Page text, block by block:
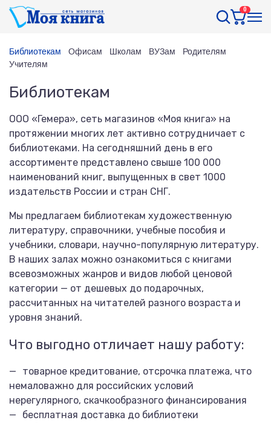
0
Библиотекам Офисам Школам ВУЗам
Родителям
Учителям
Библиотекам
ООО «Гемера», сеть магазинов «Моя книга» на
протяжении многих лет активно сотрудничает с
библиотеками. На сегодняшний день в его
ассортименте представлено свыше 100 000
наименований книг, выпущенных в свет 1000
издательств России и стран СНГ.
Мы предлагаем библиотекам художественную
литературу, справочники, учебные пособия и
учебники, словари, научно-популярную литературу.
В наших залах можно ознакомиться с книгами
всевозможных жанров и видов любой ценовой
категории — от дешевых до подарочных,
рассчитанных на читателей разного возраста и
уровня знаний.
Что выгодно отличает нашу работу:
товарное кредитование, отсрочка платежа, что
немаловажно для российских условий
нерегулярного, скачкообразного финансирования
бесплатная доставка до библиотеки